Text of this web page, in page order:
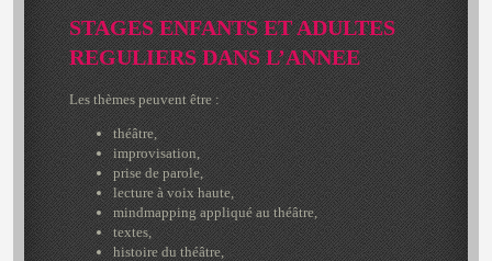
STAGES ENFANTS ET ADULTES
REGULIERS DANS L’ANNEE
Les thèmes peuvent être :
théâtre,
improvisation,
prise de parole,
lecture à voix haute,
mindmapping appliqué au théâtre,
textes,
histoire du théâtre,